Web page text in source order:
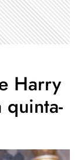
Harry
quinta-